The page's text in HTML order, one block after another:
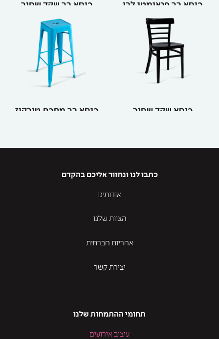
כיסא בר פנאומטי לבן כיסא בר שקד שחור
כיסא שקד שחור כיסא בר מתכת טורקיז
כתבו לנו ונחזור אליכם בהקדם
אודותינו
הצוות שלנו
אחריות חברתית
יצירת קשר
תחומי ההתמחות שלנו
עיצוב אירועים